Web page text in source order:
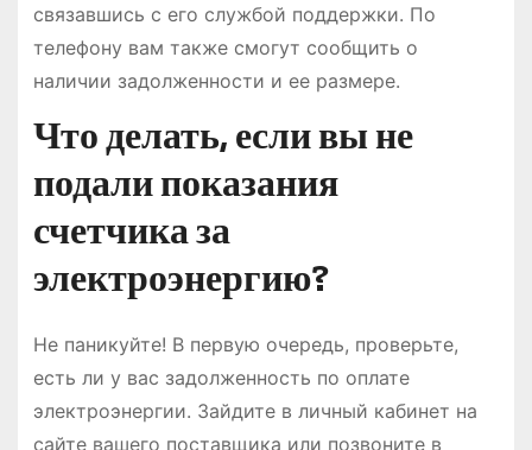
связавшись с его службой поддержки. По
телефону вам также смогут сообщить о
наличии задолженности и ее размере.
Что делать, если вы не
подали показания
счетчика за
электроэнергию?
Не паникуйте! В первую очередь, проверьте,
есть ли у вас задолженность по оплате
электроэнергии. Зайдите в личный кабинет на
сайте вашего поставщика или позвоните в